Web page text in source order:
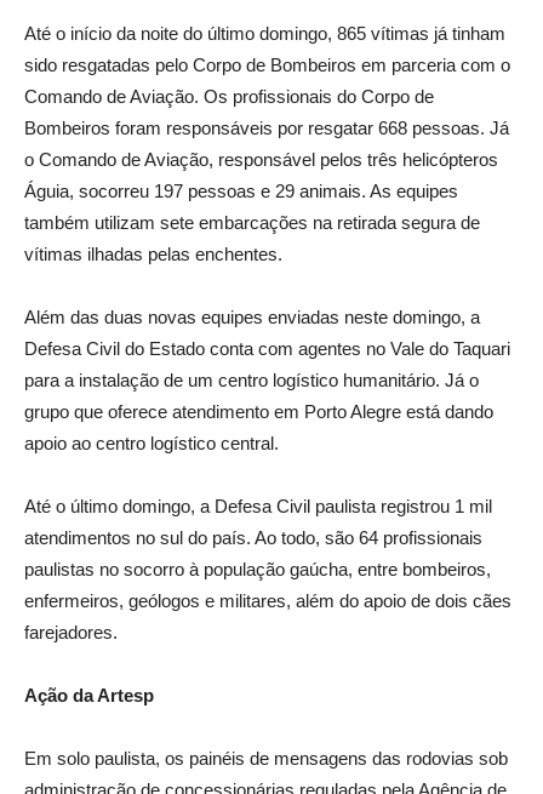
Até o início da noite do último domingo, 865 vítimas já tinham
sido resgatadas pelo Corpo de Bombeiros em parceria com o
Comando de Aviação. Os profissionais do Corpo de
Bombeiros foram responsáveis por resgatar 668 pessoas. Já
o Comando de Aviação, responsável pelos três helicópteros
Águia, socorreu 197 pessoas e 29 animais. As equipes
também utilizam sete embarcações na retirada segura de
vítimas ilhadas pelas enchentes.
Além das duas novas equipes enviadas neste domingo, a
Defesa Civil do Estado conta com agentes no Vale do Taquari
para a instalação de um centro logístico humanitário. Já o
grupo que oferece atendimento em Porto Alegre está dando
apoio ao centro logístico central.
Até o último domingo, a Defesa Civil paulista registrou 1 mil
atendimentos no sul do país. Ao todo, são 64 profissionais
paulistas no socorro à população gaúcha, entre bombeiros,
enfermeiros, geólogos e militares, além do apoio de dois cães
farejadores.
Ação da Artesp
Em solo paulista, os painéis de mensagens das rodovias sob
administração de concessionárias reguladas pela Agência de